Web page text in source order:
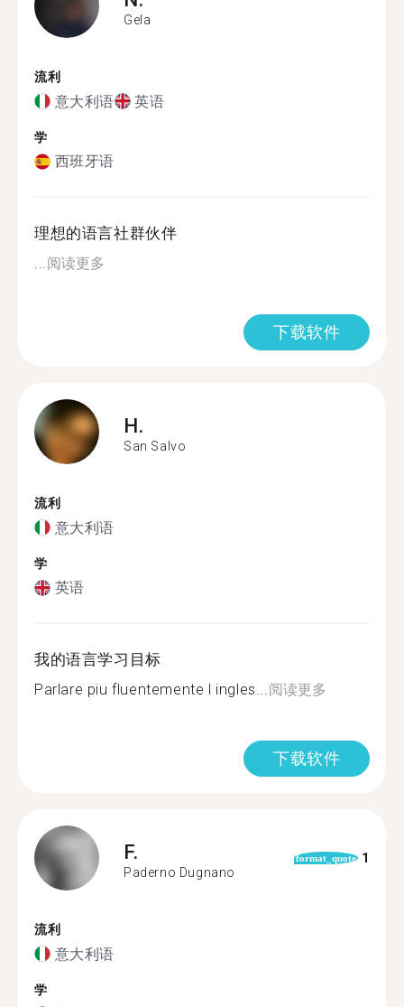
Gela
流利
意大利语 英语
学
西班牙语
理想的语言社群伙伴
...阅读更多
下载软件
H.
San Salvo
流利
意大利语
学
英语
我的语言学习目标
Parlare piu fluentemente l ingles...阅读更多
下载软件
F.
Paderno Dugnano
format_quote 1
流利
意大利语
学